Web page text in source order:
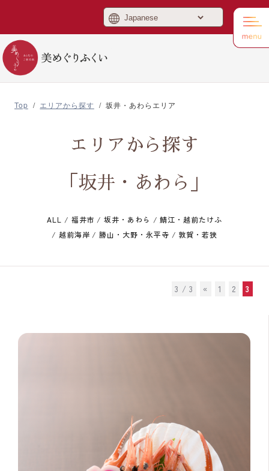
Top / エリアから探す /坂井・あわらエリア
エリアから探す
「坂井・あわら」
ALL / 福井市 /坂井・あわら /鯖江・越前たけふ
/ 越前海岸 /勝山・大野・永平寺 / 敦賀・若狭
3 / 3 « 1 2 3